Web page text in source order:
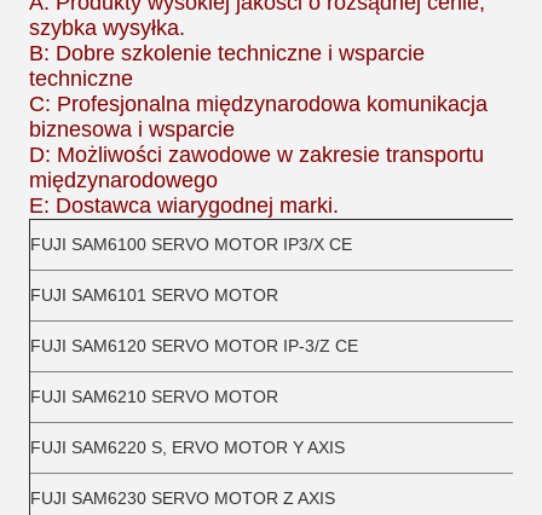
szybka wysyłka.
B: Dobre szkolenie techniczne i wsparcie
techniczne
C: Profesjonalna międzynarodowa komunikacja
biznesowa i wsparcie
D: Możliwości zawodowe w zakresie transportu
międzynarodowego
E: Dostawca wiarygodnej marki.
FUJI SAM6100 SERVO MOTOR IP3/X CE
FUJI SAM6101 SERVO MOTOR
FUJI SAM6120 SERVO MOTOR IP-3/Z CE
FUJI SAM6210 SERVO MOTOR
FUJI SAM6220 S, ERVO MOTOR Y AXIS
FUJI SAM6230 SERVO MOTOR Z AXIS